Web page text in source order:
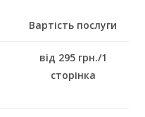
Вартість послуги
від 295 грн./1
сторінка